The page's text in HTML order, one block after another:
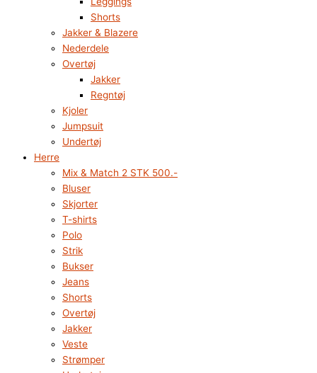
Shorts
Jakker & Blazere
Nederdele
Overtøj
Jakker
Regntøj
Kjoler
Jumpsuit
Undertøj
Herre
Mix & Match 2 STK 500.-
Bluser
Skjorter
T-shirts
Polo
Strik
Bukser
Jeans
Shorts
Overtøj
Jakker
Veste
Strømper